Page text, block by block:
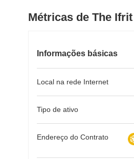
Métricas de The
Informações básicas
Local na rede Internet
Tipo de ativo
Endereço do Contrato